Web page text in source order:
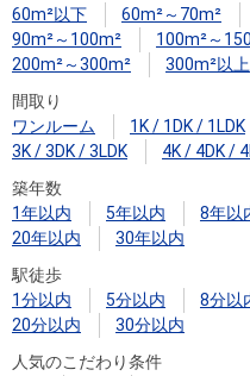
60m²以下
60m²～70m²
90m²～100m²
100m²～
200m²～300m²
300m²以上
間取り
ワンルーム
1K / 1DK / 1LDK
3K / 3DK / 3LDK
4K / 4DK /
築年数
1年以内
5年以内 8年以
20年以内
30年以内
駅徒歩
1分以内
5分以内 8分以
20分以内
30分以内
人気のこだわり条件